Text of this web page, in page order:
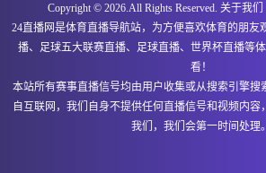
情报
06-15 21:00
斯塔德马利 0 - 0
Copyright © 2026.All Rights Reserved. 关于我们
24直播网是体育直播导航站，为方便喜欢体育的朋友
播、足球五大联赛直播、足球直播、世界杯直播等
看！
本站所有赛事直播信号均由用户收集或从搜索引擎搜
自互联网，我们自身不提供任何直播信号和视频内容
我们，我们会第一时间处理。